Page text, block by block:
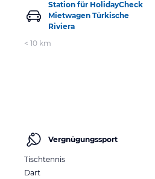
Station für HolidayCheck
Mietwagen Türkische
Riviera
< 10 km
Vergnügungssport
Tischtennis
Dart